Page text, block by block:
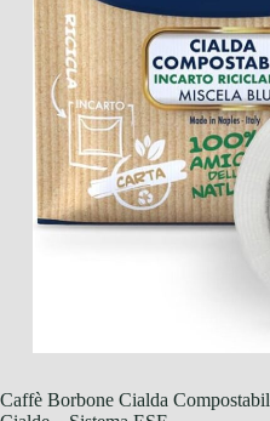
Caffè Borbone Cialda